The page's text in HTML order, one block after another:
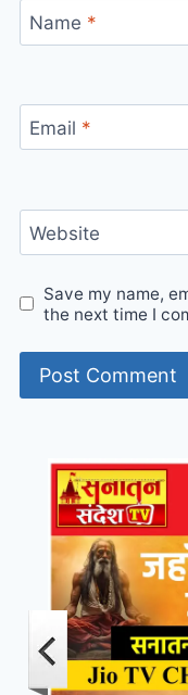
Name *
Email *
Website
Save my name,
the next time I